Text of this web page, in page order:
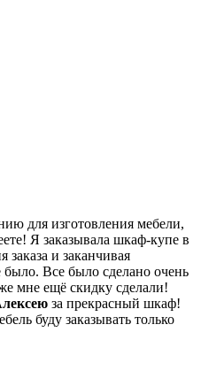
для изготовления мебели,
Я заказывала шкаф-купе в
и заканчивая
Все было сделано очень
мне ещё скидку сделали!
за прекрасный шкаф!
буду заказывать только